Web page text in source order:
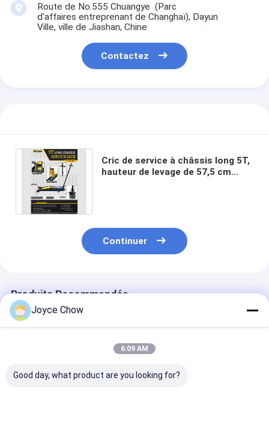
Route de No.555 Chuangye (Parc
d'affaires entreprenant de Changhaï), Dayun
Ville, ville de Jiashan, Chine
Contactez
Cric de service à châssis long 5T,
hauteur de levage de 57,5 cm
Continuer
Produits Recommandés
Joyce Chow
6:09 AM
Good day, what product are you looking for?